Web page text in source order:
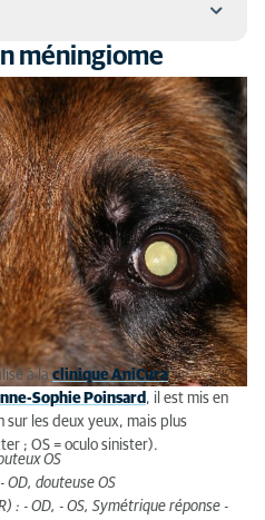
chez un chien
chez le chien ?
méningiome
à la clinique AniCura
Sophie Poinsard , il est mis en
sur les deux yeux, mais plus
; OS = oculo sinister).
OS
OD, douteuse OS
: - OD, - OS, Symétrique réponse -